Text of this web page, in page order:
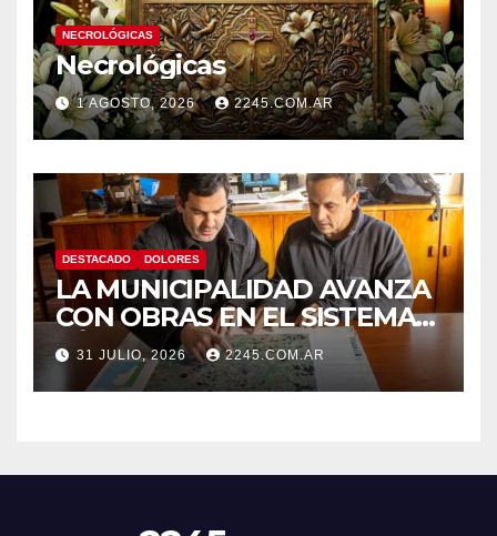
NECROLÓGICAS
Necrológicas
1 AGOSTO, 2026 2245.COM.AR
DESTACADO DOLORES
LA MUNICIPALIDAD AVANZA
CON OBRAS EN EL SISTEMA
HÍDRICO DE DOLORES
31 JULIO, 2026 2245.COM.AR